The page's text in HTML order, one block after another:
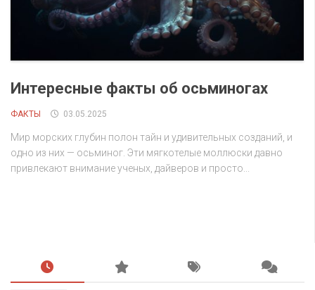
Интересные факты об осьминогах
ФАКТЫ 03.05.2025
Мир морских глубин полон тайн и удивительных созданий, и
одно из них — осьминог. Эти мягкотелые моллюски давно
привлекают внимание ученых, дайверов и просто...